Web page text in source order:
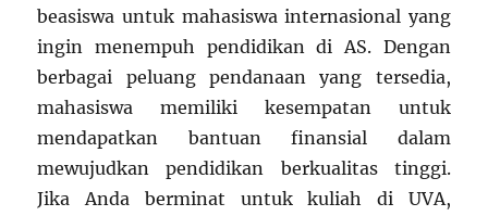
beasiswa untuk mahasiswa internasional yang
ingin menempuh pendidikan di AS. Dengan
berbagai peluang pendanaan yang tersedia,
mahasiswa memiliki kesempatan untuk
mendapatkan bantuan finansial dalam
mewujudkan pendidikan berkualitas tinggi.
Jika Anda berminat untuk kuliah di UVA,